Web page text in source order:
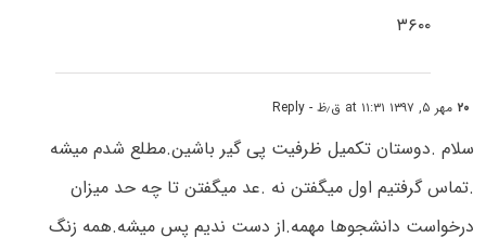
۳۶۰۰
۲۰ مهر ۵, ۱۳۹۷ at ۱۱:۳۱ ق٫ظ - Reply
سلام .دوستان تکمیل ظرفیت پی گیر باشین.مطلع شدم میشه
.تماس گرفتیم اول میگفتن نه .عد میگفتن تا چه حد میزان
درخواست دانشجوها مهمه.از دست ندیم پس میشه.همه زنگ